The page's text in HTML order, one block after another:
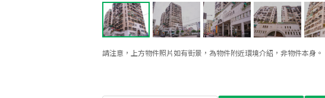
請注意，上方物件照片如有街景，為物件附近環境介紹，非物件本身。